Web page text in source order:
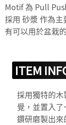
Motif 為 Pull
採用 砂漿 作為
有可以用於盆栽
ITEM
採用獨特的
覺，並置入
鑽研磨製出來